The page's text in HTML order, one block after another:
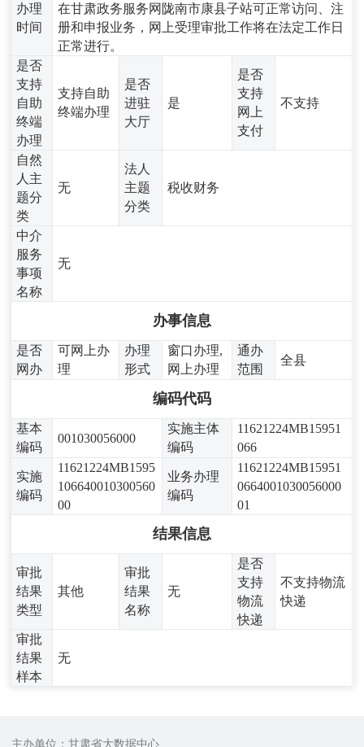
办理
时间
在甘肃政务服务网陇南市康县子站可正常访问、注
册和申报业务，网上受理审批工作将在法定工作日
正常进行。
是否
支持
自助
终端
办理
支持自助
终端办理
是否
进驻
大厅
是
是否
支持
网上
支付
不支持
自然
人主
题分
类
无
法人
主题
分类
税收财务
中介
服务
事项
名称
无
办事信息
是否
网办
可网上办
理
办理
形式
窗口办理,
网上办理
通办
范围
全县
编码代码
基本
编码
001030056000
实施主体
编码
11621224MB15951
066
实施
编码
11621224MB1595
106640010300560
00
业务办理
编码
11621224MB15951
0664001030056000
01
结果信息
审批
结果
类型
其他
审批
结果
名称
无
是否
支持
物流
快递
不支持物流
快递
审批
结果
样本
无
主办单位：甘肃省大数据中心